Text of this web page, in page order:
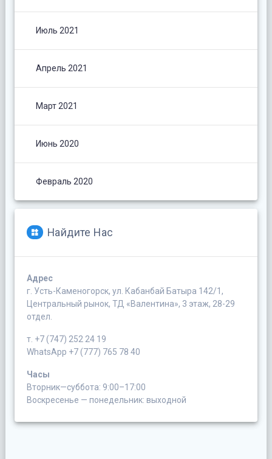
Июль 2021
Апрель 2021
Март 2021
Июнь 2020
Февраль 2020
Найдите Нас
Адрес
г. Усть-Каменогорск, ул. Кабанбай Батыра 142/1,
Центральный рынок, ТД «Валентина», 3 этаж, 28-29
отдел.
т. +7 (747) 252 24 19
WhatsApp +7 (777) 765 78 40
Часы
Вторник—суббота: 9:00–17:00
Воскресенье — понедельник: выходной